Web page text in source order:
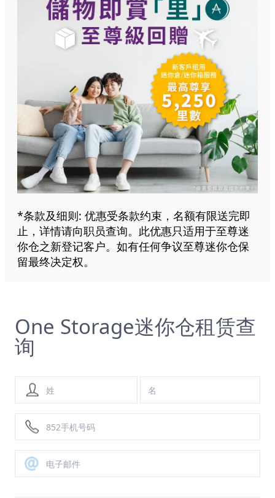
*条款及细则: 优惠受条款约束，名额有限送完即
止，详情请向职员查询。此优惠只适用于至尊迷
你仓之新登记客户。如有任何争议至尊迷你仓保
留最终决定权。
One Storage迷你仓租赁查
询